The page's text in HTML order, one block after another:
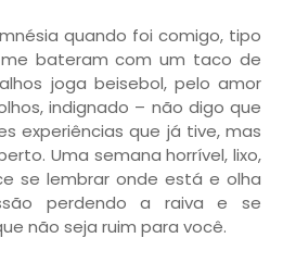
quando foi comigo, tipo
bateram com um taco de
joga beisebol, pelo amor
indignado – não digo que
experiências que já tive, mas
Uma semana horrível, lixo,
se lembrar onde está e olha
perdendo a raiva e se
não seja ruim para você.